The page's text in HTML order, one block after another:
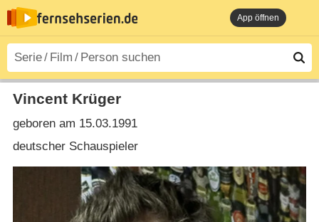
App öffnen
Vincent Krüger
geboren am 15.03.1991
deutscher Schauspieler